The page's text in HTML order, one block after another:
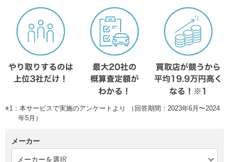
※1：本サービスで実施のアンケートより （回答期間：2023年6月〜2024
年5月）
メーカー